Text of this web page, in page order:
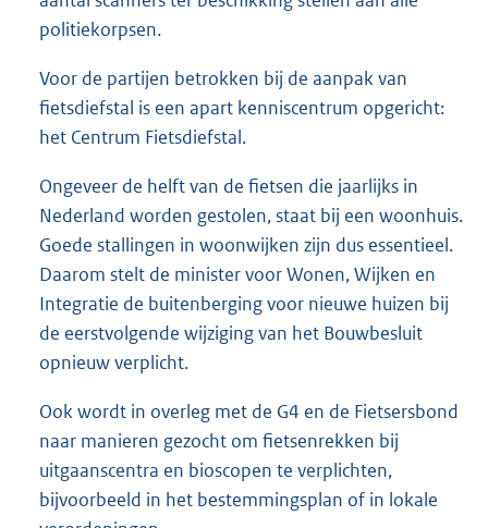
politiekorpsen.
Voor de partijen betrokken bij de aanpak van
fietsdiefstal is een apart kenniscentrum opgericht:
het Centrum Fietsdiefstal.
Ongeveer de helft van de fietsen die jaarlijks in
Nederland worden gestolen, staat bij een woonhuis.
Goede stallingen in woonwijken zijn dus essentieel.
Daarom stelt de minister voor Wonen, Wijken en
Integratie de buitenberging voor nieuwe huizen bij
de eerstvolgende wijziging van het Bouwbesluit
opnieuw verplicht.
Ook wordt in overleg met de G4 en de Fietsersbond
naar manieren gezocht om fietsenrekken bij
uitgaanscentra en bioscopen te verplichten,
bijvoorbeeld in het bestemmingsplan of in lokale